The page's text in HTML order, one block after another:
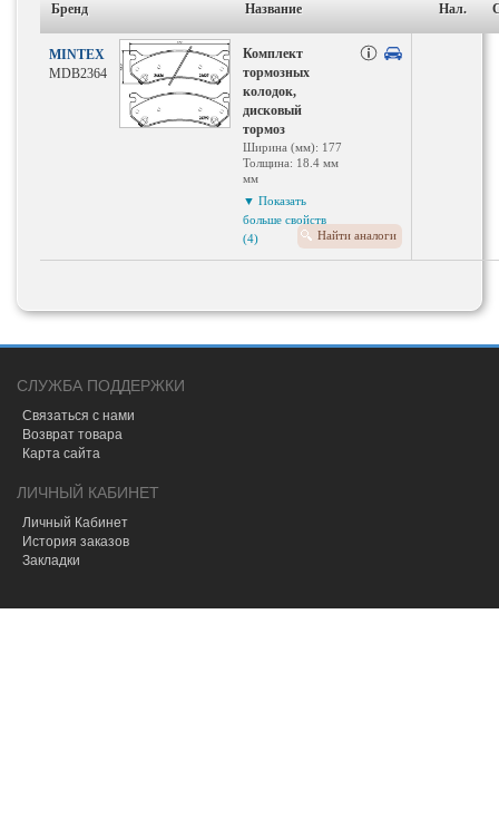
Бренд Название Нал.
MINTEX
MDB2364
Комплект
тормозных
колодок,
дисковый
тормоз
Ширина (мм): 177
Толщина: 18.4 мм
мм
WVA номер:
24626
Высота: 59.2 мм
Количество
Датчик износа: с
предупреждением
▼ Показать
больше свойств
(4)
Найти аналоги
СЛУЖБА ПОДДЕРЖКИ
Связаться с нами
Возврат товара
Карта сайта
ЛИЧНЫЙ КАБИНЕТ
Личный Кабинет
История заказов
Закладки